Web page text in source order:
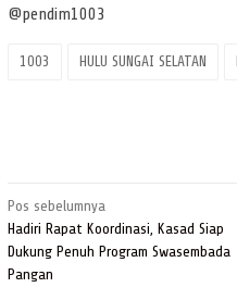
@pendim1003
1003 HULU SUNGAI SELATAN
Navigasi
pos
Pos sebelumnya
Hadiri Rapat Koordinasi, Kasad Siap
Dukung Penuh Program Swasembada
Pangan